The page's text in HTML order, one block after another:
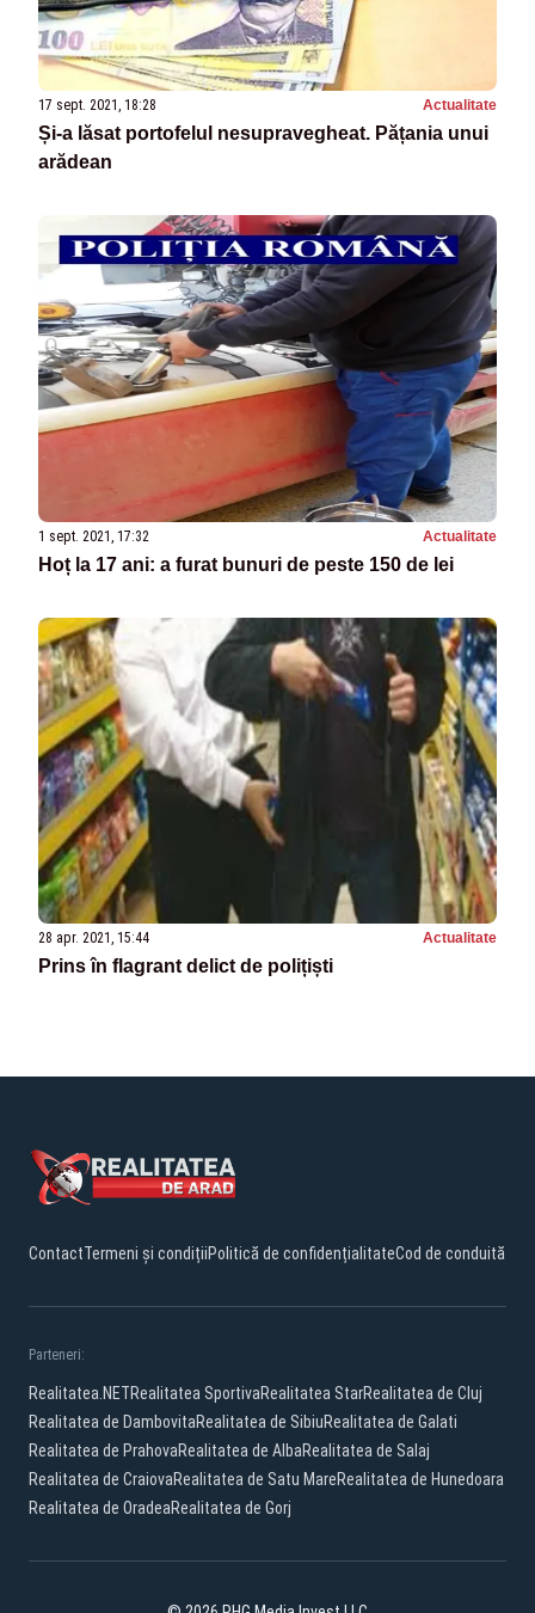
17 sept. 2021, 18:28 Actualitate
Și-a lăsat portofelul nesupravegheat. Pățania unui
arădean
1 sept. 2021, 17:32 Actualitate
Hoț la 17 ani: a furat bunuri de peste 150 de lei
28 apr. 2021, 15:44 Actualitate
Prins în flagrant delict de polițiști
ContactTermeni și condițiiPolitică de confidențialitateCod de conduită
Parteneri:
Realitatea.NETRealitatea SportivaRealitatea StarRealitatea de Cluj
Realitatea de DambovitaRealitatea de SibiuRealitatea de Galati
Realitatea de PrahovaRealitatea de AlbaRealitatea de Salaj
Realitatea de CraiovaRealitatea de Satu MareRealitatea de Hunedoara
Realitatea de OradeaRealitatea de Gorj